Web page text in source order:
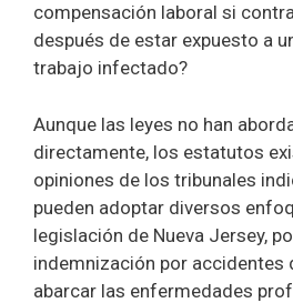
compensación laboral si
después de estar expuesto a
trabajo infectado?
Aunque las leyes no han
directamente, los estatutos
opiniones de los tribunales
pueden adoptar diversos
legislación de Nueva Jersey,
indemnización por accidentes
abarcar las enfermedades